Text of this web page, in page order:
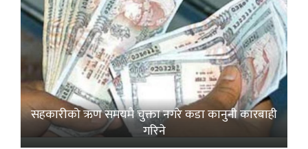
सहकारीको ऋण समयमै चुक्ता नगरे कडा कानुनी कारबाही
गरिने